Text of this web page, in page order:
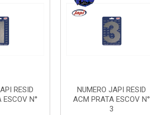
RESID
ESCOV N°
NUMERO JAPI RESID
ACM PRATA ESCOV N°
3